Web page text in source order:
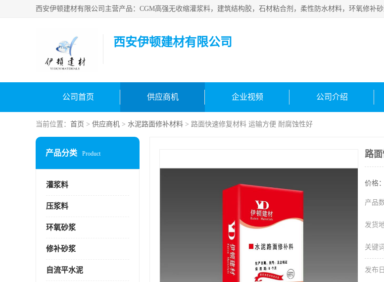
西安伊顿建材有限公司
公司首页 供应商机 企业视频 公司介绍
当前位置： 首页 > 供应商机 > 水泥路面修补材料 > 路面快速修复材料 运输方便 耐腐蚀性好
产品分类 Product
灌浆料
压浆料
环氧砂浆
修补砂浆
自流平水泥
路
价格：
产品
发货
关键词
发布